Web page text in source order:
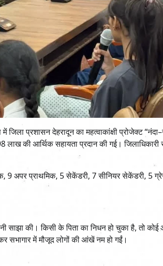
प्रशासन देहरादून का महत्वाकांक्षी प्रोजेक्ट
की आर्थिक सहायता प्रदान की गई। जिलाधिकारी
9 अपर प्राथमिक, 5 सेकेंडरी, 7 सीनियर सेकेंडरी, 5
साझा की। किसी के पिता का निधन हो चुका है, तो कोई
सभागार में मौजूद लोगों की आंखें नम हो गईं।